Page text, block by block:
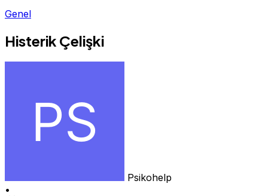
Genel
Histerik Çelişki
Psikohelp
•